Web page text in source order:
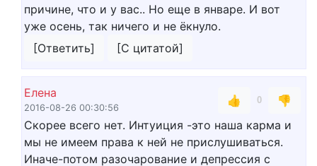
причине, что и у вас.. Но еще в январе. И вот
уже осень, так ничего и не ёкнуло.
[Ответить]
[С цитатой]
Елена
2016-08-26 00:30:56
👍 0
👎
Скорее всего нет. Интуиция -это наша карма и
мы не имеем права к ней не прислушиваться.
Иначе-потом разочарование и депрессия с